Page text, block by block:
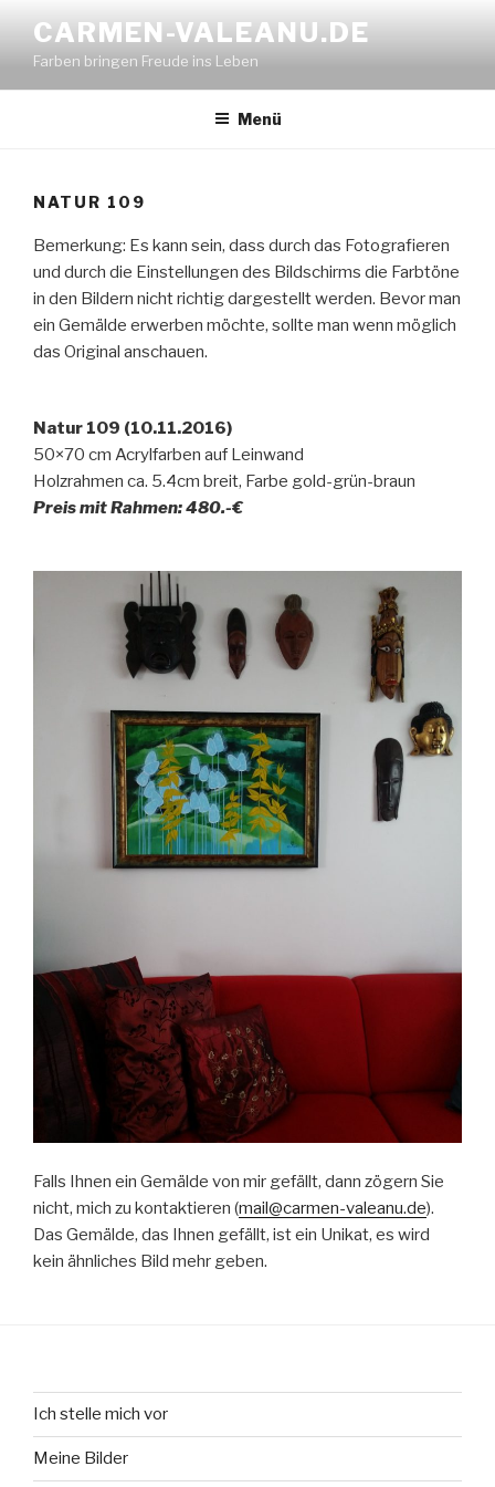
Inhalt
springen
CARMEN-VALEANU.DE
Farben bringen Freude ins Leben
Menü
NATUR 109
Bemerkung: Es kann sein, dass durch das Fotografieren
und durch die Einstellungen des Bildschirms die Farbtöne
in den Bildern nicht richtig dargestellt werden. Bevor man
ein Gemälde erwerben möchte, sollte man wenn möglich
das Original anschauen.
Natur 109 (10.11.2016)
50×70 cm Acrylfarben auf Leinwand
Holzrahmen ca. 5.4cm breit, Farbe gold-grün-braun
Preis mit Rahmen: 480.-€
Falls Ihnen ein Gemälde von mir gefällt, dann zögern Sie
nicht, mich zu kontaktieren (mail@carmen-valeanu.de).
Das Gemälde, das Ihnen gefällt, ist ein Unikat, es wird
kein ähnliches Bild mehr geben.
Ich stelle mich vor
Meine Bilder